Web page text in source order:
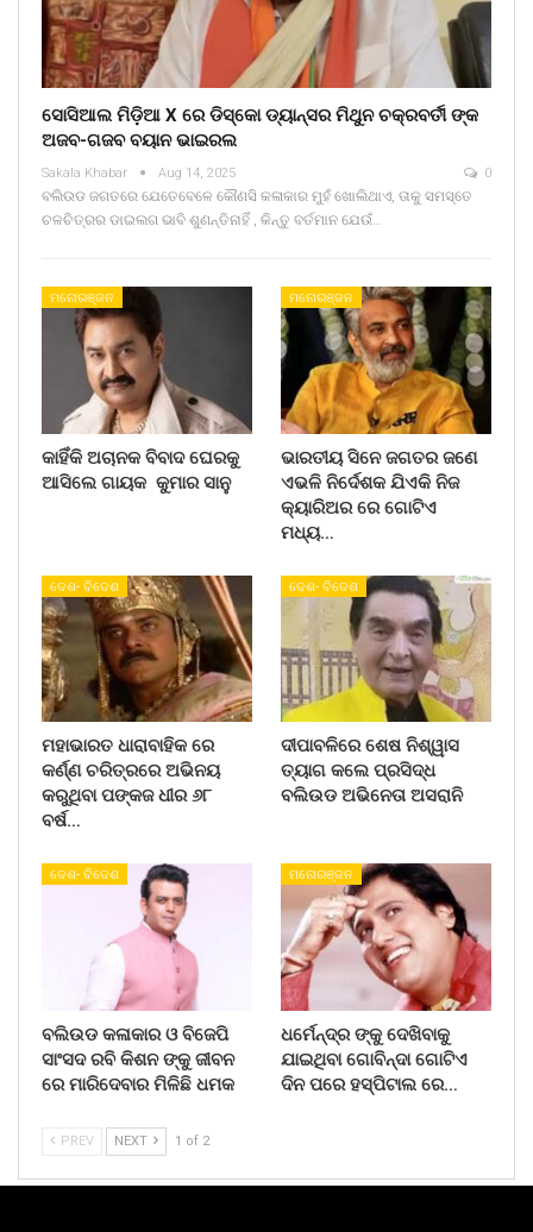
ସୋସିଆଲ ମିଡ଼ିଆ X ରେ ଡିସ୍କୋ ଡ୍ୟାନ୍ସର ମିଥୁନ ଚକ୍ରବର୍ତୀ ଙ୍କ
ଅଜବ-ଗଜବ ବୟାନ ଭାଇରଲ
Sakala Khabar Aug 14, 2025 0
ବଲିଉଡ ଜଗତରେ ଯେତେବେଳେ କୌଣସି କଳାକାର ମୁହଁ ଖୋଲିଥାଏ, ତାକୁ ସମସ୍ତେ
ଚଳଚିତ୍ରର ଡାଇଲଗ ଭାବି ଶୁଣନ୍ତିନାହିଁ , କିନ୍ତୁ ବର୍ତମାନ ଯେଉଁ…
ମନୋରଞ୍ଜନ
କାହିଁକି ଅଚାନକ ବିବାଦ ଘେରକୁ
ଆସିଲେ ଗାୟକ କୁମାର ସାନୁ
ମନୋରଞ୍ଜନ
ଭାରତୀୟ ସିନେ ଜଗତର ଜଣେ
ଏଭଳି ନିର୍ଦେଶକ ଯିଏକି ନିଜ
କ୍ୟାରିଅର ରେ ଗୋଟିଏ
ମଧ୍ୟ…
ଦେଶ- ବିଦେଶ
ମହାଭାରତ ଧାରାବାହିକ ରେ
କର୍ଣ୍ଣ ଚରିତ୍ରରେ ଅଭିନୟ
କରୁଥିବା ପଙ୍କଜ ଧୀର ୬୮
ବର୍ଷ…
ଦେଶ- ବିଦେଶ
ଦୀପାବଳିରେ ଶେଷ ନିଶ୍ୱାସ
ତ୍ୟାଗ କଲେ ପ୍ରସିଦ୍ଧ
ବଲିଉଡ ଅଭିନେତା ଅସରାନି
ଦେଶ- ବିଦେଶ
ବଲିଉଡ କଳାକାର ଓ ବିଜେପି
ସାଂସଦ ରବି କିଶନ ଙ୍କୁ ଜୀବନ
ରେ ମାରିଦେବାର ମିଳିଛି ଧମକ
ମନୋରଞ୍ଜନ
ଧର୍ମେନ୍ଦ୍ର ଙ୍କୁ ଦେଖିବାକୁ
ଯାଇଥିବା ଗୋବିନ୍ଦା ଗୋଟିଏ
ଦିନ ପରେ ହସ୍ପିଟାଲ ରେ…
PREV NEXT 1 of 2